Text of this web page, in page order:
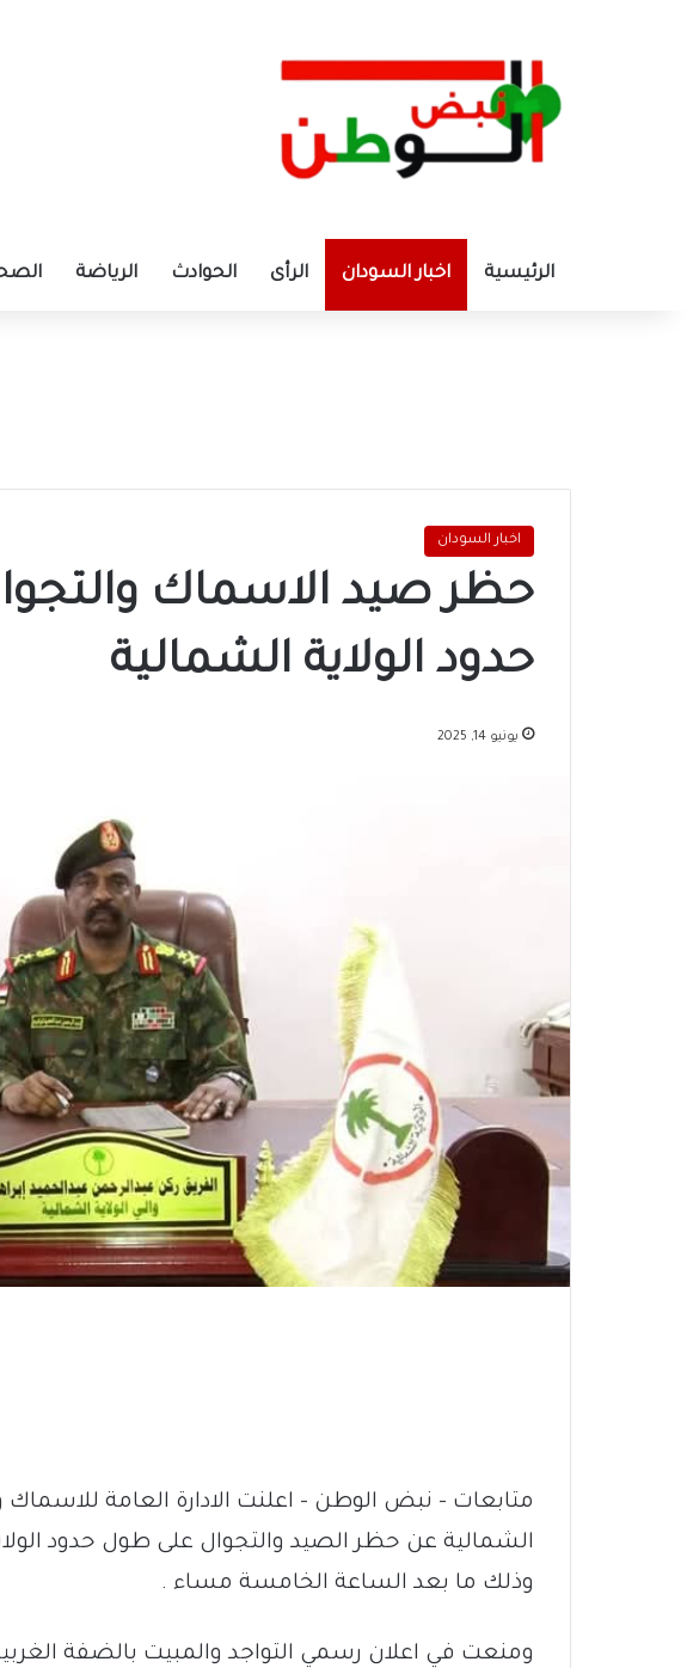
الرئيسية اخبار السودان الرأى الحوادث الرياضة
اخبار السودان
حظر صيد الاسماك
حدود الولاية الشمالية
يونيو 14, 2025
متابعات – نبض الوطن – اعلنت الادارة العامة للاسماك
الشمالية عن حظر الصيد والتجوال على طول حدود
وذلك ما بعد الساعة الخامسة مساء .
ومنعت في اعلان رسمي التواجد والمبيت بالضفة